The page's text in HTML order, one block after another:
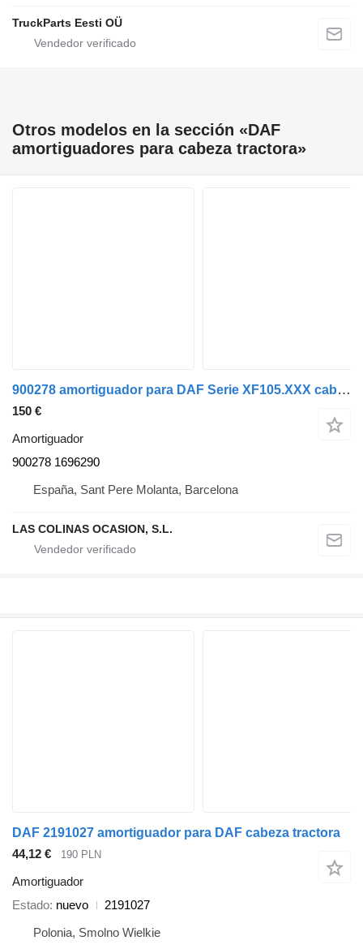
TruckParts Eesti OÜ
Otros modelos en la sección «DAF
amortiguadores para cabeza tractora»
900278 amortiguador para DAF Serie XF105.XXX cabeza tractora
150 €
Amortiguador
900278 1696290
España, Sant Pere Molanta, Barcelona
LAS COLINAS OCASION, S.L.
DAF 2191027 amortiguador para DAF cabeza tractora
44,12 €
190 PLN
Amortiguador
Estado nuevo
2191027
Polonia, Smolno Wielkie